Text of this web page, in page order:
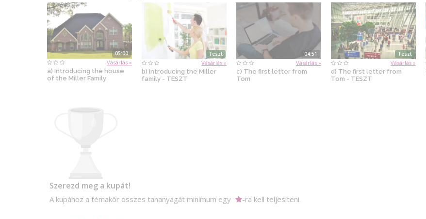
05:00
Vásárlás »
a) Introducing the house
of the Miller Family
Teszt
Vásárlás »
b) Introducing the Miller
family - TESZT
04:51
Vásárlás »
c) The first letter from
Tom
Teszt
Vásárlás »
d) The first letter from
Tom - TESZT
Szerezd meg a kupát!
A kupához a témakör összes tananyagát minimum egy -ra kell teljesíteni.